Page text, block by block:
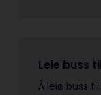
Leie buss
Å leie buss